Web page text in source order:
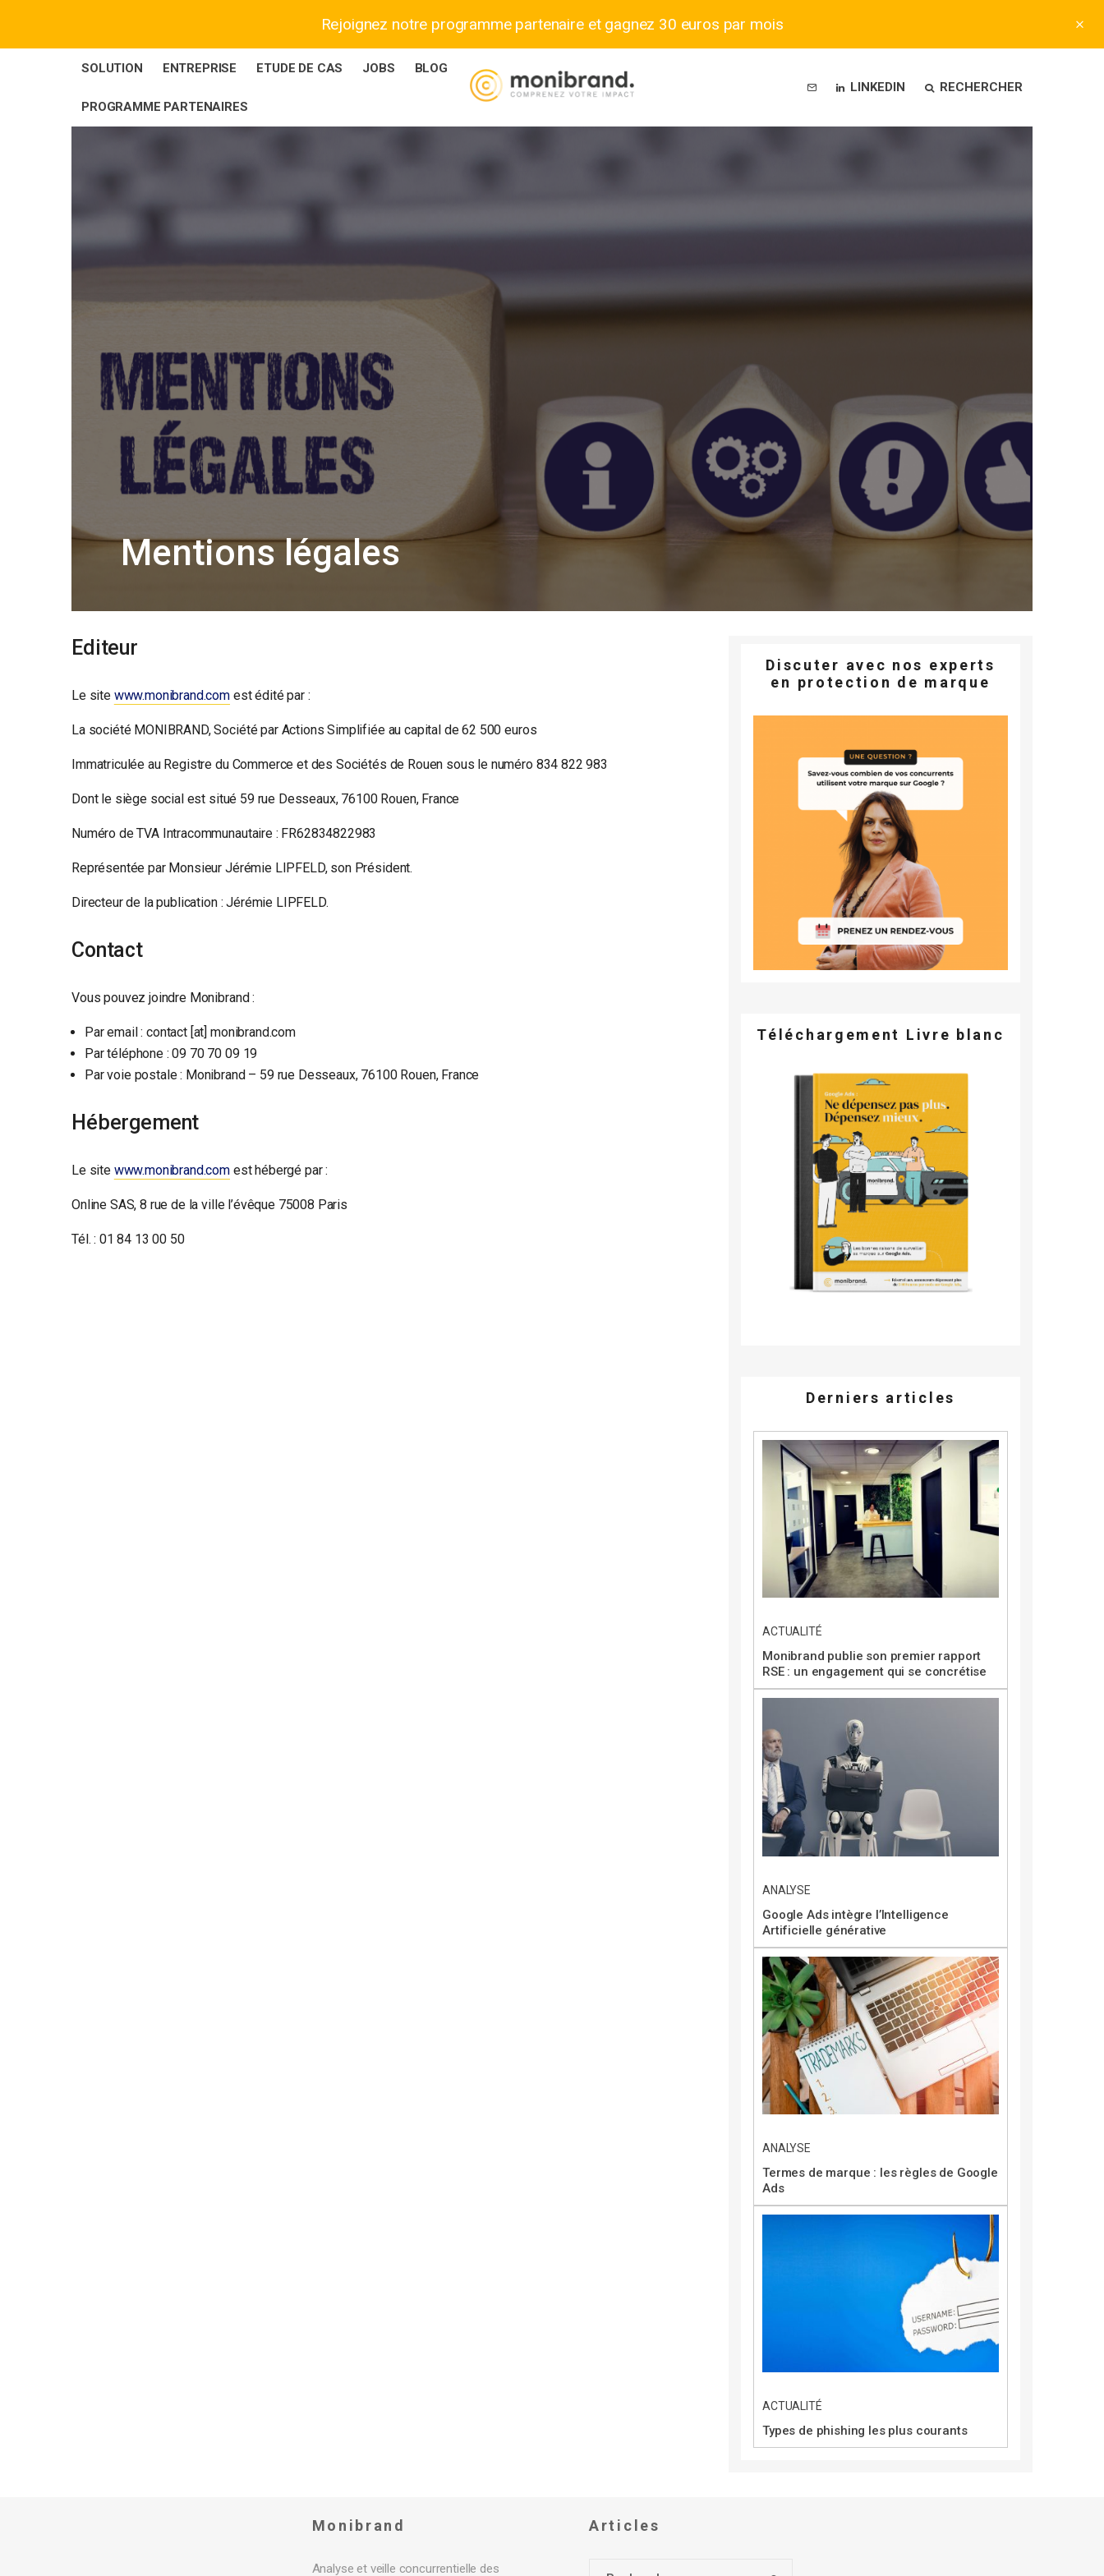
Rejoignez notre programme partenaire et gagnez 30 euros par mois
SOLUTION ENTREPRISE ETUDE DE CAS JOBS BLOG
PROGRAMME PARTENAIRES
LINKEDIN RECHERCHER
Mentions légales
Editeur
Le site www.monibrand.com est édité par :
La société MONIBRAND, Société par Actions Simplifiée au capital de 62 500 euros
Immatriculée au Registre du Commerce et des Sociétés de Rouen sous le numéro 834 822 983
Dont le siège social est situé 59 rue Desseaux, 76100 Rouen, France
Numéro de TVA Intracommunautaire : FR62834822983
Représentée par Monsieur Jérémie LIPFELD, son Président.
Directeur de la publication : Jérémie LIPFELD.
Contact
Vous pouvez joindre Monibrand :
Par email : contact [at] monibrand.com
Par téléphone : 09 70 70 09 19
Par voie postale : Monibrand – 59 rue Desseaux, 76100 Rouen, France
Hébergement
Le site www.monibrand.com est hébergé par :
Online SAS, 8 rue de la ville l’évêque 75008 Paris
Tél. : 01 84 13 00 50
Discuter avec nos experts
en protection de marque
Téléchargement Livre blanc
Derniers articles
ACTUALITÉ
Monibrand publie son premier rapport
RSE : un engagement qui se concrétise
ANALYSE
Google Ads intègre l’Intelligence
Artificielle générative
ANALYSE
Termes de marque : les règles de Google
Ads
ACTUALITÉ
Types de phishing les plus courants
Monibrand
Analyse et veille concurrentielle des
Articles